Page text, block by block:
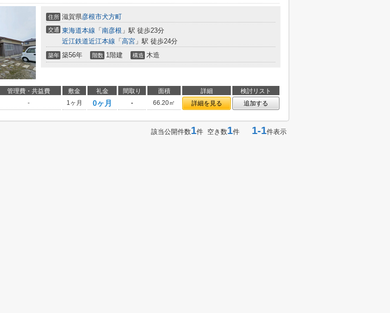
住所 滋賀県彦根市犬方町
交通 東海道本線 「 南彦根 」駅 徒歩23分
近江鉄道近江本線 「 高宮 」駅 徒歩24分
築年 築56年 階数 1階建 構造 木造
管理費・共益費 敷金 礼金 間取り 面積 詳細
検討リスト
- 1ヶ月 0ヶ月 - 66.20㎡ 詳細を見る 追加する
該当公開件数1件 空き数1件 1-1件表示